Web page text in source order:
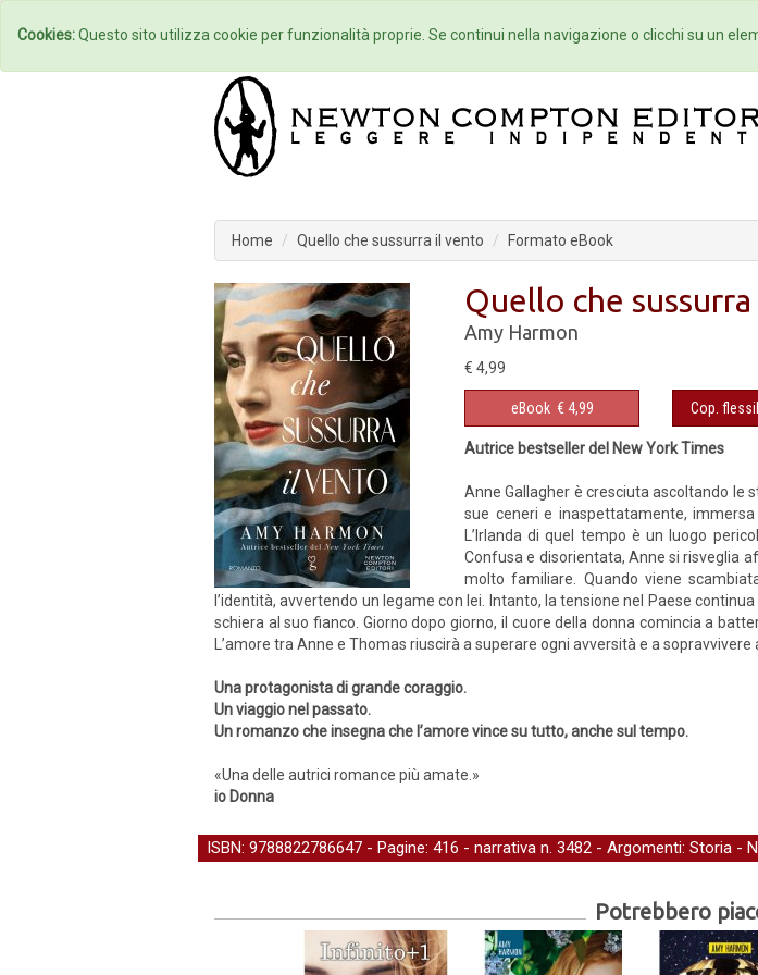
Home Autori Eventi Collane
Home Quello che sussurra il vento Formato eBook
Quello che
Amy Harmon
€ 4,99
eBook € 4,99 Cop.
Autrice bestseller del New York Times
Anne Gallagher è cresciuta ascoltando le
sue ceneri e inaspettatamente,
L’Irlanda di quel tempo è un luogo
Confusa e disorientata, Anne si risveglia
molto familiare. Quando viene
l’identità, avvertendo un legame con lei. Intanto, la tensione nel Paese
schiera al suo fianco. Giorno dopo giorno, il cuore della donna comincia a
L’amore tra Anne e Thomas riuscirà a superare ogni avversità e a
Una protagonista di grande coraggio.
Un viaggio nel passato.
Un romanzo che insegna che l’amore vince su tutto, anche sul tempo.
«Una delle autrici romance più amate.»
io Donna
ISBN: 9788822786647 - Pagine: 416 - narrativa n. 3482 - Argomenti: Storia -
Potrebbero
Cookies:Questo sito utilizza cookie per funzionalità proprie. Se continui nella navigazione o clicchi su un